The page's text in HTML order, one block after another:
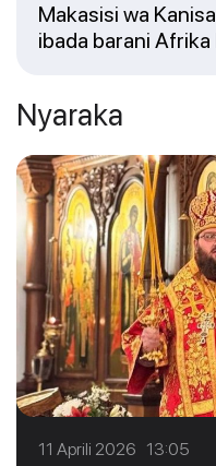
Makasisi wa
ibada barani
Nyaraka
11 Aprili 2026 13:05